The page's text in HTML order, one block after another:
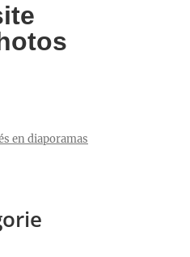
en diaporamas